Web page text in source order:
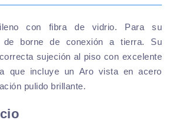
con fibra de vidrio. Para su
de borne de conexión a tierra. Su
sujeción al piso con excelente
que incluye un Aro vista en acero
pulido brillante.